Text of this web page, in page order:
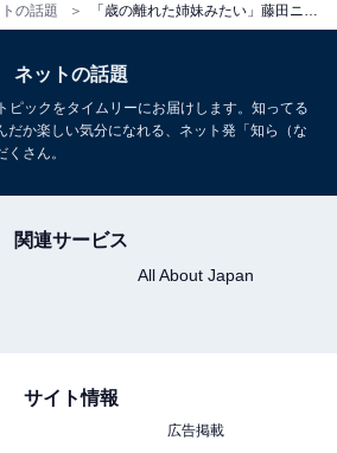
の話題
ネットの話題
ピックをタイムリーにお届けします。知ってる
だか楽しい気分になれる、ネット発「知ら（な
さん。
関連サービス
All About Japan
サイト情報
広告掲載